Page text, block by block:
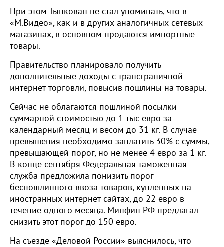
При этом Тынкован не стал упоминать, что в
«М.Видео», как и в других аналогичных сетевых
магазинах, в основном продаются импортные
товары.
Правительство планировало получить
дополнительные доходы с трансграничной
интернет-торговли, повысив пошлины на товары.
Сейчас не облагаются пошлиной посылки
суммарной стоимостью до 1 тыс евро за
календарный месяц и весом до 31 кг. В случае
превышения необходимо заплатить 30% с суммы,
превышающей порог, но не менее 4 евро за 1 кг.
В конце сентября Федеральная таможенная
служба предложила понизить порог
беспошлинного ввоза товаров, купленных на
иностранных интернет-сайтах, до 22 евро в
течение одного месяца. Минфин РФ предлагал
снизить этот порог до 150 евро.
На съезде «Деловой России» выяснилось, что